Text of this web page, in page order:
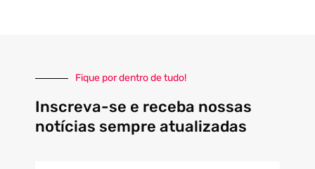
Fique por dentro de tudo!
Inscreva-se e receba nossas
notícias sempre atualizadas